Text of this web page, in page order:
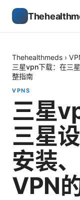
Thehealthmeds ›
三星vpn下载：在三
整指南
VPNS
三星
三星
安装
VPN